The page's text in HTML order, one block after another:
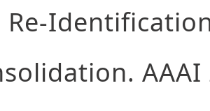
AAAI